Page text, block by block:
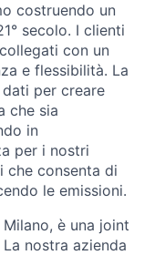
costruendo un
secolo. I clienti
con un
e flessibilità. La
per creare
che sia
in
per i nostri
consenta di
le emissioni.
è una joint
nostra azienda